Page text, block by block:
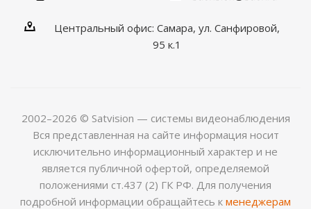
Центральный офис: Самара, ул. Санфировой,
95 к.1
2002–2026 © Satvision — системы видеонаблюдения
Вся представленная на сайте информация носит
исключительно информационный характер и не
является публичной офертой, определяемой
положениями ст.437 (2) ГК РФ. Для получения
подробной информации обращайтесь к менеджерам